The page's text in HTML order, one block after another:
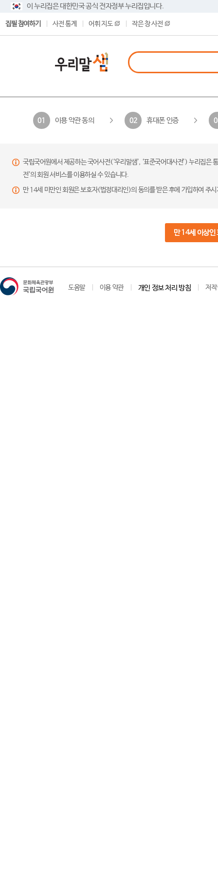
이 누리집은 대한민국 공식 전자정부 누리집입니다.
집필 참여하기 사전 통계 어휘 지도 작은 창 사전
01 이용 약관 동의 02 휴대폰 인증
국립국어원에서 제공하는 국어사전(‘우리말샘’, ‘표준국어대사전’) 누리집
전’의 회원 서비스를 이용하실 수 있습니다.
만 14세 미만인 회원은 보호자(법정대리인)의 동의를 받은 후에 가입하여 주
만 14세 이상인
도움말 이용 약관 개인 정보 처리 방침 저